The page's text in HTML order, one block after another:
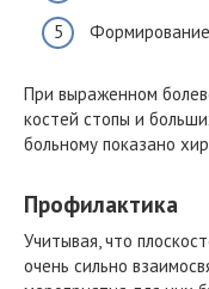
Формирование
При выраженном
костей стопы и
больному показано
Профилактика
Учитывая, что
очень сильно